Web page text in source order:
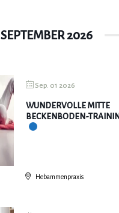
SEPTEMBER 2026
Sep. 01 2026
WUNDERVOLLE MITTE
BECKENBODEN-
Hebammenpraxis